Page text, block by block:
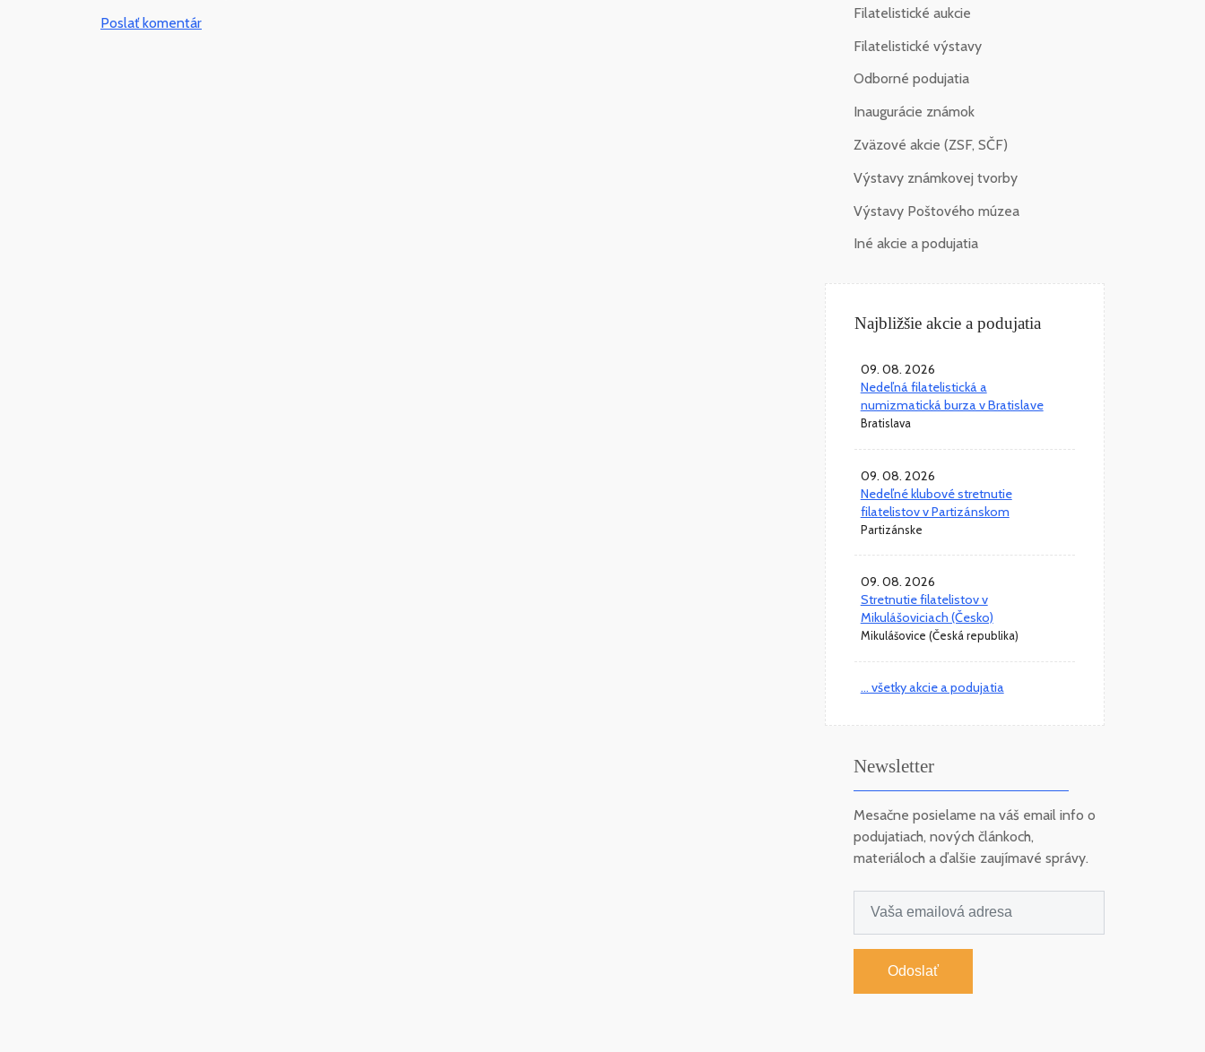
Poslať komentár
Filatelistické aukcie
Filatelistické výstavy
Odborné podujatia
Inaugurácie známok
Zväzové akcie (ZSF, SČF)
Výstavy známkovej tvorby
Výstavy Poštového múzea
Iné akcie a podujatia
Najbližšie akcie a podujatia
09. 08. 2026
Nedeľná filatelistická a
numizmatická burza v Bratislave
Bratislava
09. 08. 2026
Nedeľné klubové stretnutie
filatelistov v Partizánskom
Partizánske
09. 08. 2026
Stretnutie filatelistov v
Mikulášoviciach (Česko)
Mikulášovice (Česká republika)
... všetky akcie a podujatia
Newsletter
Mesačne posielame na váš email info o
podujatiach, nových článkoch,
materiáloch a ďalšie zaujímavé správy.
Odoslať